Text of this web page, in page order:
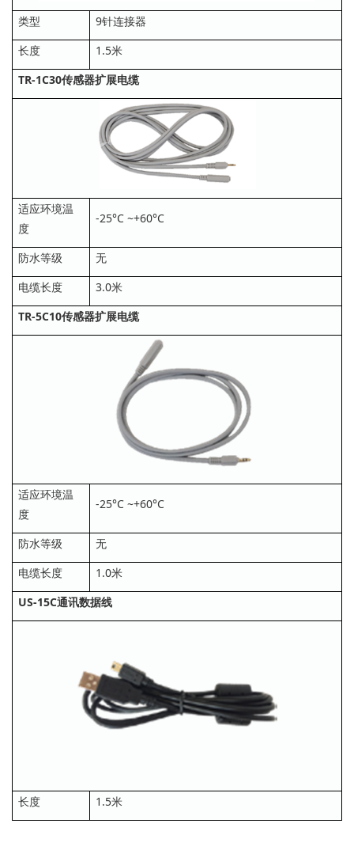
类型
9针连接器
长度
1.5米
TR-1C30传感器扩展电缆
适应环境温
度
-25°C ~+60°C
防水等级
无
电缆长度
3.0米
TR-5C10传感器扩展电缆
适应环境温
度
-25°C ~+60°C
防水等级
无
电缆长度
1.0米
US-15C通讯数据线
长度 1.5米